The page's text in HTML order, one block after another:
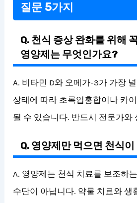
질문 5가지
Q. 천식 증상 완화를 위해
영양제는 무엇인가요?
A. 비타민 D와 오메가-3가 가장
상태에 따라 초록입홍합이나 카
될 수 있습니다. 반드시 전문가와
Q. 영양제만 먹으면 천식
A. 영양제는 천식 치료를 보조하
수단이 아닙니다. 약물 치료와 생